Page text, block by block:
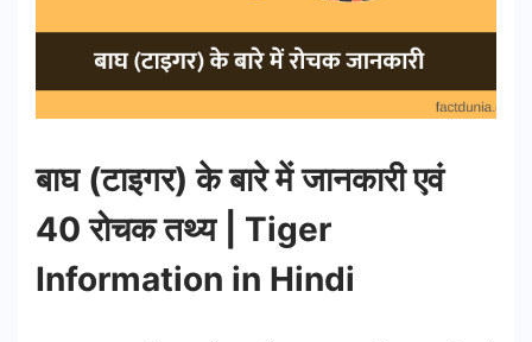
बाघ (टाइगर) के बारे में जानकारी एवं
40 रोचक तथ्य | Tiger
Information in Hindi